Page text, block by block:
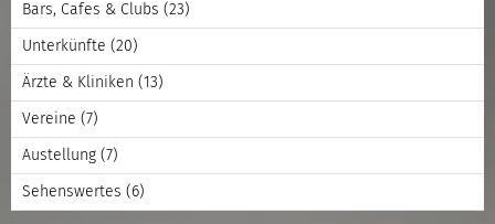
Bars, Cafes & Clubs (23)
Unterkünfte (20)
Ärzte & Kliniken (13)
Vereine (7)
Austellung (7)
Sehenswertes (6)